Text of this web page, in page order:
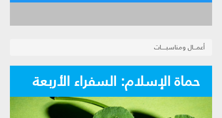
أعمـــال ومناسبـــــات
حماة الإسلام: السفراء الأربعة